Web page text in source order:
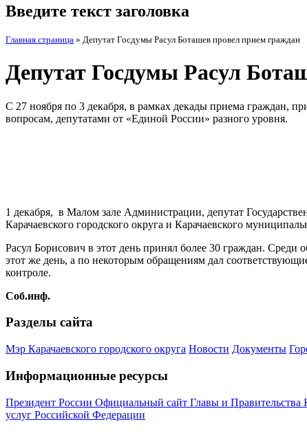
Введите текст заголовка
Главная страница » Депутат Госдумы Расул Боташев провел прием граждан
Депутат Госдумы Расул
С 27 ноября по 3 декабря, в рамках декады приема граждан,
вопросам, депутатами от «Единой России» разного уровня.
1 декабря, в Малом зале Администрации, депутат
Карачаевского городского округа и Карачаевского
Расул Борисович в этот день принял более 30 граждан.
этот же день, а по некоторым обращениям дал
контроле.
Соб.инф.
Разделы сайта
Мэр Карачаевского городского округа Новости Документы
Информационные ресурсы
Президент России Официальный сайт Главы и Правительства
услуг Российской Федерации